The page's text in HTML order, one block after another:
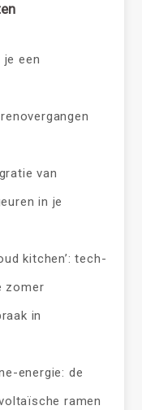
een
van
in je
kitchen’: tech-
zomer
in
energie: de
ramen